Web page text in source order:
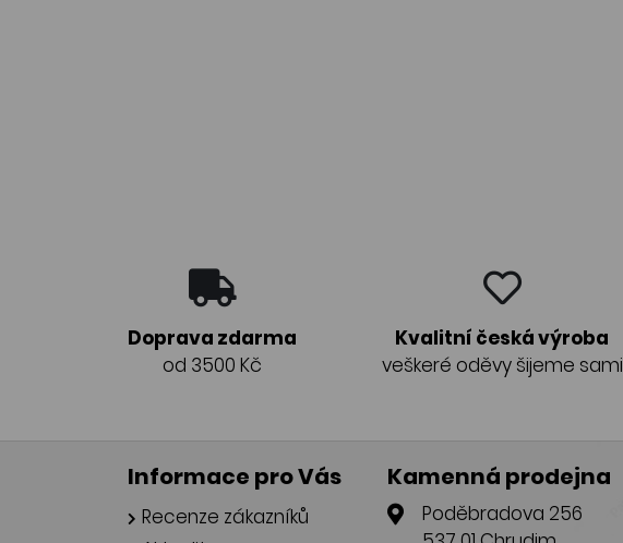
Doprava zdarma
od 3500 Kč
Kvalitní česká výroba
veškeré oděvy šijeme sami
Informace pro Vás
Recenze zákazníků
Kamenná prodejna
Poděbradova 256